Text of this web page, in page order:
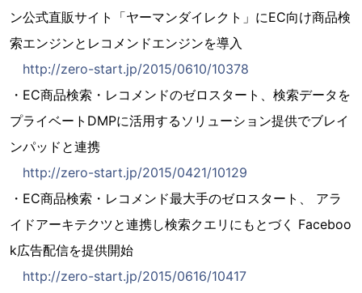
ン公式直販サイト「ヤーマンダイレクト」にEC向け商品検
索エンジンとレコメンドエンジンを導入
http://zero-start.jp/2015/0610/10378
・EC商品検索・レコメンドのゼロスタート、検索データを
プライベートDMPに活用するソリューション提供でブレイ
ンパッドと連携
http://zero-start.jp/2015/0421/10129
・EC商品検索・レコメンド最大手のゼロスタート、 アラ
イドアーキテクツと連携し検索クエリにもとづく Faceboo
k広告配信を提供開始
http://zero-start.jp/2015/0616/10417